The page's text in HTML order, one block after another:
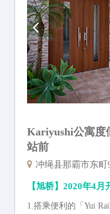
Kariyushi公寓度
站前
冲绳县那霸市东町
【旭桥】2020年4
1.搭乘便利的「Yui